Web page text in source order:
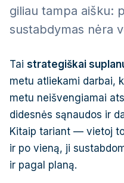
giliau tampa aišku:
sustabdymas nėra
Tai strategiškai
metu atliekami darbai,
metu neišvengiamai
didesnės sąnaudos ir
Kitaip tariant — vietoj
ir po vieną, ji
ir pagal planą.